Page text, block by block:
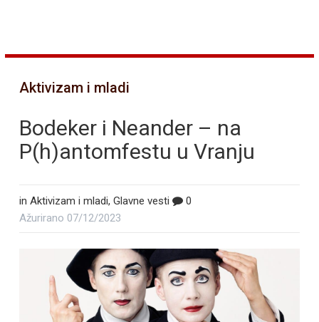
Aktivizam i mladi
Bodeker i Neander – na
P(h)antomfestu u Vranju
in Aktivizam i mladi, Glavne vesti
0
Ažurirano 07/12/2023